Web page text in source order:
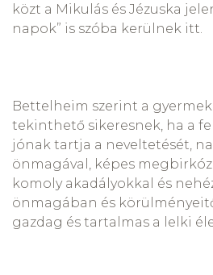
közt a Mikulás és Jézuska
napok” is szóba kerülnek itt.
Bettelheim szerint a
tekinthető sikeresnek, ha a
jónak tartja a neveltetését,
önmagával, képes
komoly akadályokkal és
önmagában és
gazdag és tartalmas a lelki